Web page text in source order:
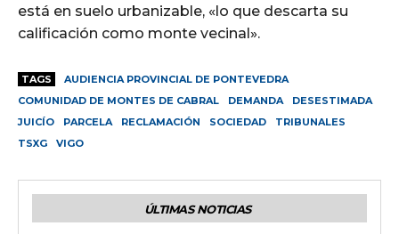
está en suelo urbanizable, «lo que descarta su
calificación como monte vecinal».
TAGS
AUDIENCIA PROVINCIAL DE PONTEVEDRA
COMUNIDAD DE MONTES DE CABRAL
DEMANDA
DESESTIMADA
JUICÍO
PARCELA RECLAMACIÓN SOCIEDAD
TRIBUNALES
TSXG
VIGO
ÚLTIMAS NOTICIAS